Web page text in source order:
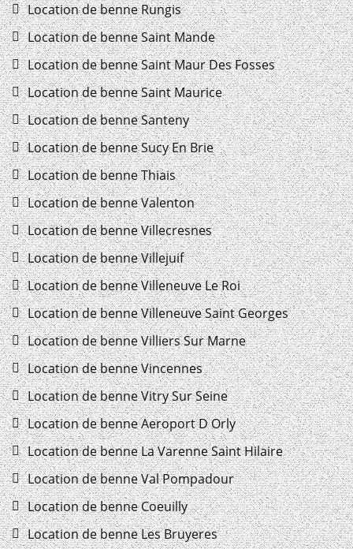
Location de benne Rungis
Location de benne Saint Mande
Location de benne Saint Maur Des Fosses
Location de benne Saint Maurice
Location de benne Santeny
Location de benne Sucy En Brie
Location de benne Thiais
Location de benne Valenton
Location de benne Villecresnes
Location de benne Villejuif
Location de benne Villeneuve Le Roi
Location de benne Villeneuve Saint Georges
Location de benne Villiers Sur Marne
Location de benne Vincennes
Location de benne Vitry Sur Seine
Location de benne Aeroport D Orly
Location de benne La Varenne Saint Hilaire
Location de benne Val Pompadour
Location de benne Coeuilly
Location de benne Les Bruyeres